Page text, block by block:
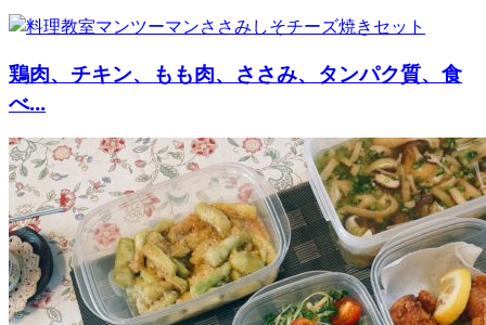
鶏肉、チキン、もも肉、ささみ、タンパク質、食
べ...